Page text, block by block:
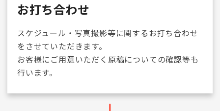
お打ち合わせ
スケジュール・写真撮影等に関するお打ち合わせ
をさせていただきます。
お客様にご用意いただく原稿についての確認等も
行います。